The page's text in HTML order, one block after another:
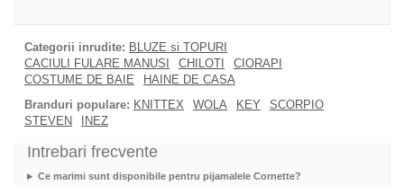
Categorii inrudite: BLUZE si TOPURI
CACIULI FULARE MANUSI
CHILOTI
CIORAPI
COSTUME DE BAIE
HAINE DE CASA
Branduri populare: KNITTEX WOLA KEY
SCORPIO
STEVEN
INEZ
Intrebari frecvente
Ce marimi sunt disponibile pentru pijamalele Cornette?